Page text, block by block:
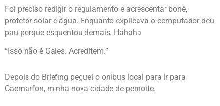
Foi preciso redigir o regulamento e acrescentar boné,
protetor solar e água. Enquanto explicava o computador deu
pau porque esquentou demais. Hahaha
“Isso não é Gales. Acreditem.”
Depois do Briefing peguei o onibus local para ir para
Caernarfon, minha nova cidade de pernoite.